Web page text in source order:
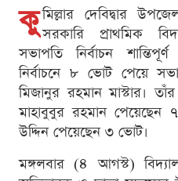
কু মিল্লার দেবিদ্বার
সরকারি প্রাথমিক
সভাপতি নির্বাচন
নির্বাচনে ৮ ভোট পেয়ে
মিজানুর রহমান মাস্টার। তাঁর
মাহাবুবুর রহমান
উদ্দিন পেয়েছেন ৩ ভোট।
মঙ্গলবার (৪ আগস্ট)